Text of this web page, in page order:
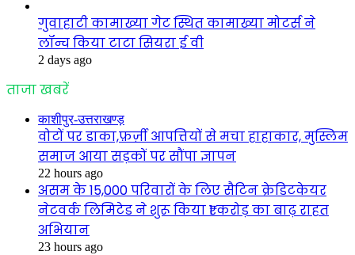
गुवाहाटी कामाख्या गेट स्थित कामाख्या मोटर्स ने
लॉन्च किया टाटा सियरा ई वी
2 days ago
ताजा खबरें
काशीपुर-उत्तराखण्ड़
वोटों पर डाका,फ़र्ज़ी आपत्तियों से मचा हाहाकार, मुस्लिम
समाज आया सड़कों पर सौंपा ज्ञापन
22 hours ago
असम के 15,000 परिवारों के लिए सैटिन क्रेडिटकेयर
नेटवर्क लिमिटेड ने शुरू किया ₹1 करोड़ का बाढ़ राहत
अभियान
23 hours ago